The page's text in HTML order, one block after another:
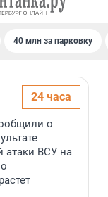
40 млн за парковку
24 часа
о
атаки ВСУ на